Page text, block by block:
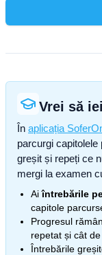
Vrei să
În aplicația
parcurgi
greșit și repeți ce
mergi la examen
Aiîntrebările
capitole
Progresul
repetat și cât
Întrebările